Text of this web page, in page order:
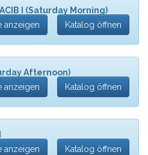
I (Saturday Morning)
anzeigen
Katalog öffnen
Afternoon)
anzeigen
Katalog öffnen
anzeigen
Katalog öffnen